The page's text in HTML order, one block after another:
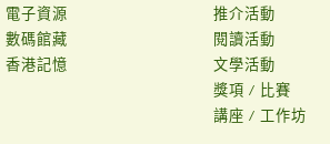
電子資源
數碼館藏
香港記憶
推介活動
閱讀活動
文學活動
獎項 / 比賽
講座 / 工作坊